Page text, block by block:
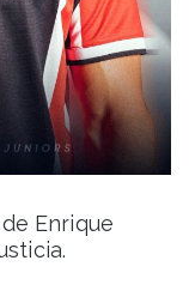
Enrique